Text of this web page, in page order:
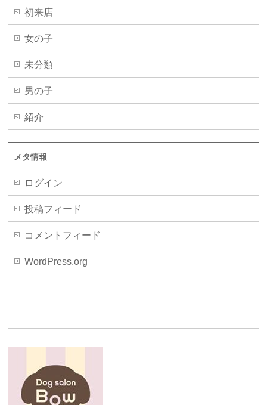
初来店
女の子
未分類
男の子
紹介
メタ情報
ログイン
投稿フィード
コメントフィード
WordPress.org